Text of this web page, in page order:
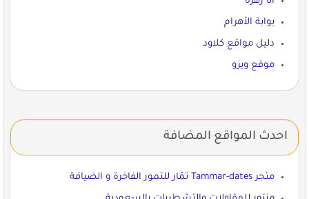
بوابة الأهرام
دليل مواقع كلاود
موقع ويزو
احدث المواقع المضافة
متجر Tammar-dates تمّار للتمور الفاخرة و الضيافة